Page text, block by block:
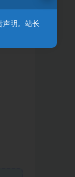
声明。站长